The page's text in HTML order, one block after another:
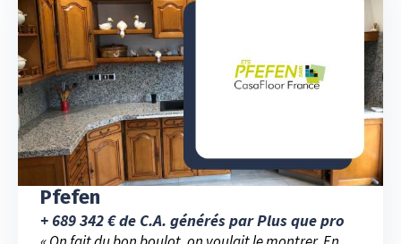
Pfefen
+ 689 342 € de C.A. générés par Plus que pro